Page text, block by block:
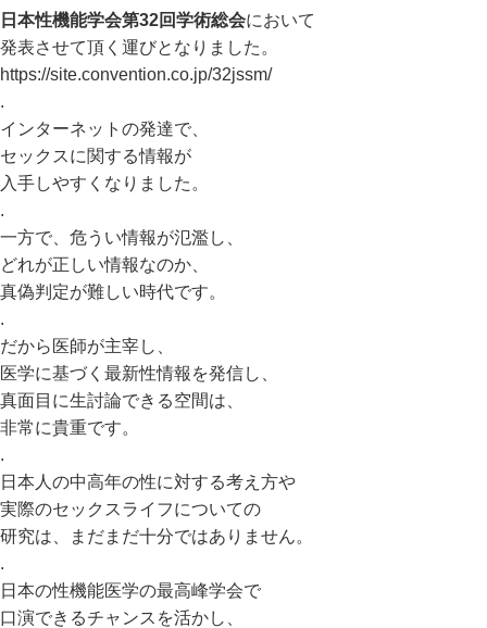
日本性機能学会第32回学術総会において
発表させて頂く運びとなりました。
https://site.convention.co.jp/32jssm/
.
インターネットの発達で、
セックスに関する情報が
入手しやすくなりました。
.
一方で、危うい情報が氾濫し、
どれが正しい情報なのか、
真偽判定が難しい時代です。
.
だから医師が主宰し、
医学に基づく最新性情報を発信し、
真面目に生討論できる空間は、
非常に貴重です。
.
日本人の中高年の性に対する考え方や
実際のセックスライフについての
研究は、まだまだ十分ではありません。
.
日本の性機能医学の最高峰学会で
口演できるチャンスを活かし、